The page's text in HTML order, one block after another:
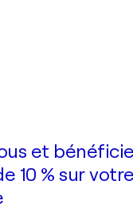
on the Mississippi
et
10 % sur